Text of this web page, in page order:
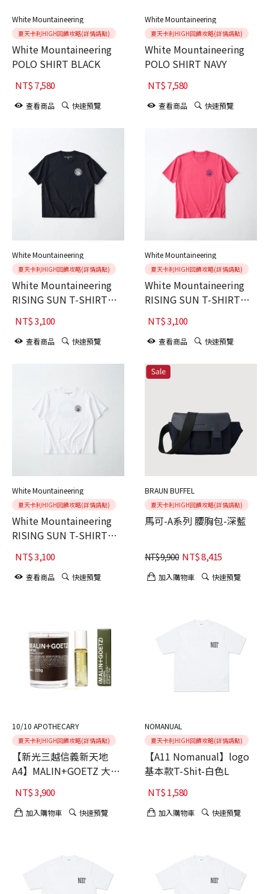
White Mountaineering
夏天卡利HIGH回饋攻略(詳情請點)
White Mountaineering
POLO SHIRT BLACK
NT$7,580
查看商品 快速預覽
White Mountaineering
夏天卡利HIGH回饋攻略(詳情請點)
White Mountaineering
POLO SHIRT NAVY
NT$7,580
查看商品 快速預覽
White Mountaineering
夏天卡利HIGH回饋攻略(詳情請點)
White Mountaineering
RISING SUN T-SHIRT
BLACK
NT$3,100
查看商品 快速預覽
White Mountaineering
夏天卡利HIGH回饋攻略(詳情請點)
White Mountaineering
RISING SUN T-SHIRT
PINK
NT$3,100
查看商品 快速預覽
White Mountaineering
夏天卡利HIGH回饋攻略(詳情請點)
White Mountaineering
RISING SUN T-SHIRT
WHITE
NT$3,100
查看商品 快速預覽
BRAUN BUFFEL
夏天卡利HIGH回饋攻略(詳情請點)
馬可-A系列 腰胸包-深藍
NT$9,900 NT$8,415
加入購物車 快速預覽
10/10 APOTHECARY
夏天卡利HIGH回饋攻略(詳情請點)
【新光三越信義新天地
A4】MALIN+GOETZ 大麻
草經典組
NT$3,900
加入購物車 快速預覽
NOMANUAL
夏天卡利HIGH回饋攻略(詳情請點)
【A11 Nomanual】logo
基本款T-Shit-白色L
NT$1,580
加入購物車 快速預覽